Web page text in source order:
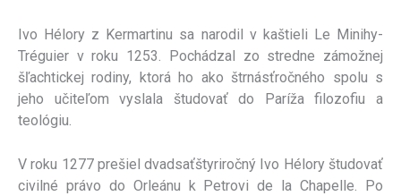
Ivo Hélory z Kermartinu sa narodil v kaštieli Le Minihy-
Tréguier v roku 1253. Pochádzal zo stredne zámožnej
šľachtickej rodiny, ktorá ho ako štrnásťročného spolu s
jeho učiteľom vyslala študovať do Paríža filozofiu a
teológiu.
V roku 1277 prešiel dvadsaťštyriročný Ivo Hélory študovať
civilné právo do Orleánu k Petrovi de la Chapelle. Po